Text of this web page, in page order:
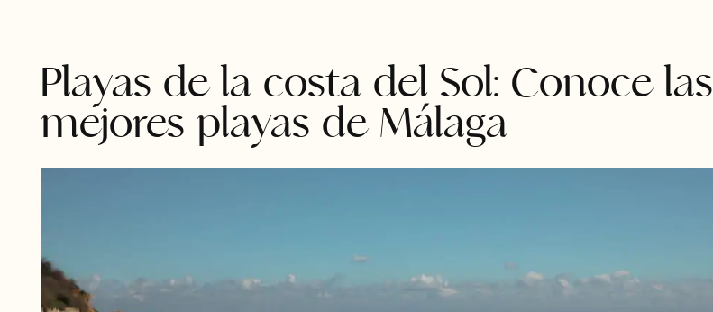
Playas de la costa del Sol: Conoce las
mejores playas de Málaga